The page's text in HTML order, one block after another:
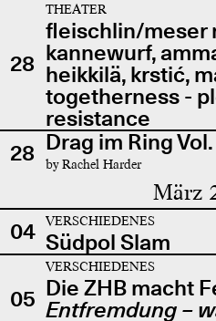
28
THEATER
fleischlin/meser
kannewurf,
heikkilä, krstić,
togetherness -
resistance
28 Drag im Ring
by Rachel Harder
März
04 VERSCHIEDENES
Südpol Slam
05
VERSCHIEDENES
Die ZHB macht
Entfremdung –